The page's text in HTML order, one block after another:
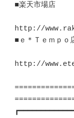
■楽天市場店
http://
■ｅ＊Ｔｅｍｐｏ
http://